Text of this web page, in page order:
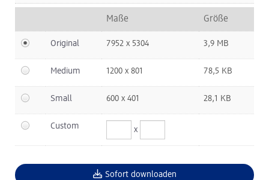
dm Online Shop
Pressekontakt
ACTIVE BEAUTY
Maße Größe
Original 7952 x 5304 3,9 MB
Medium 1200 x 801 78,5 KB
Small 600 x 401 28,1 KB
Custom x
Sofort downloaden